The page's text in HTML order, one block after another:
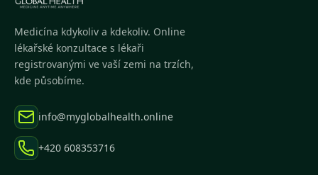
Medicína kdykoliv a kdekoliv. Online
lékařské konzultace s lékaři
registrovanými ve vaší zemi na trzích,
kde působíme.
info@myglobalhealth.online
+420 608353716